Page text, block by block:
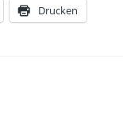
Drucken